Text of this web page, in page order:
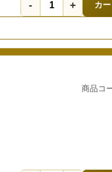
- + カ
商品コ